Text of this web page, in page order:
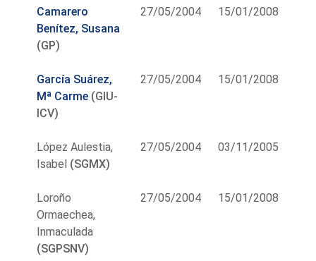
Camarero
Benítez, Susana
(GP)
27/05/2004 15/01/2008
García Suárez,
Mª Carme (GIU-
ICV)
27/05/2004 15/01/2008
López Aulestia,
Isabel (SGMX)
27/05/2004 03/11/2005
Loroño
Ormaechea,
Inmaculada
(SGPSNV)
27/05/2004 15/01/2008